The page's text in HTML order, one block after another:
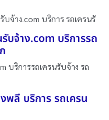
บจ้าง.com บริการ รถเครนรั
บจ้าง.com บริการรถ
บริการรถเครนรับจ้าง รถ
พลี บริการ รถเครน